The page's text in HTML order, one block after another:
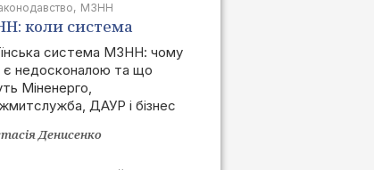
МЗНН
коли система
та як це вплине
система МЗНН: чому
є недосконалою та що
Міненерго,
ДАУР і бізнес
Денисенко